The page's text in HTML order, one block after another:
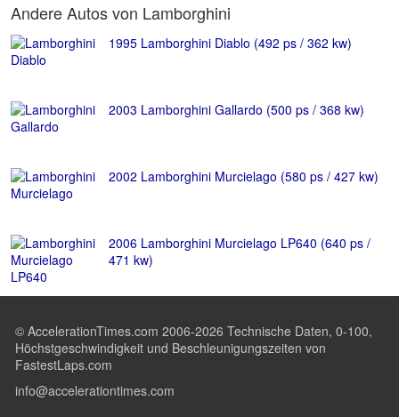
Andere Autos von Lamborghini
1995 Lamborghini Diablo (492 ps / 362 kw)
2003 Lamborghini Gallardo (500 ps / 368 kw)
2002 Lamborghini Murcielago (580 ps / 427 kw)
2006 Lamborghini Murcielago LP640 (640 ps /
471 kw)
© AccelerationTimes.com 2006-2026 Technische Daten, 0-100,
Höchstgeschwindigkeit und Beschleunigungszeiten von
FastestLaps.com
info@accelerationtimes.com